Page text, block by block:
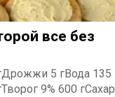
все без
5 гВода 135
9% 600 гСахар